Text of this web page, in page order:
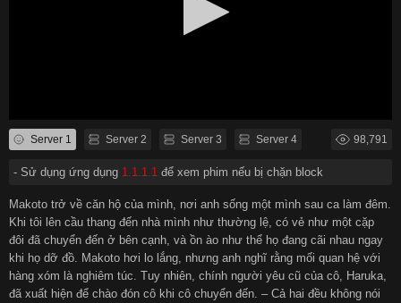
Server 1 Server 2 Server 3 Server 4 98,791
- Sử dụng ứng dụng 1.1.1.1 để xem phim nếu bị chặn block
Makoto trở về căn hộ của mình, nơi anh sống một mình sau ca làm đêm.
Khi tôi lên cầu thang đến nhà mình như thường lệ, có vẻ như một cặp
đôi đã chuyển đến ở bên cạnh, và ồn ào như thể họ đang cãi nhau ngay
khi họ dỡ đồ. Makoto hơi lo lắng, nhưng anh nghĩ rằng mối quan hệ với
hàng xóm là nghiêm túc. Tuy nhiên, chính người yêu cũ của cô, Haruka,
đã xuất hiện để chào đón cô khi cô chuyển đến. – Cả hai đều không nói